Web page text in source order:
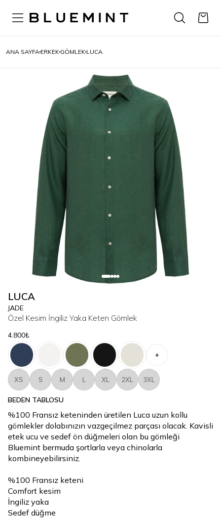
ANA SAYFA ERKEK GÖMLEK LUCA
LUCA
JADE
Özel Kesim İngiliz Yaka Keten Gömlek
4.800₺
+
XS S M L XL 2XL 3XL
BEDEN TABLOSU
%100 Fransız keteninden üretilen Luca uzun kollu
gömlekler dolabınızın vazgeçilmez parçası olacak. Kavisli
etek ucu ve sedef ön düğmeleri olan bu gömleği
Bluemint bermuda şortlarla veya chinolarla
kombineyebilirsiniz.
%100 Fransız keteni
Comfort kesim
İngiliz yaka
Sedef düğme